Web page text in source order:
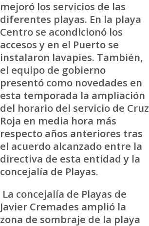
mejoró los servicios de las
diferentes playas. En la playa
Centro se acondicionó los
accesos y en el Puerto se
instalaron lavapies. También,
el equipo de gobierno
presentó como novedades en
esta temporada la ampliación
del horario del servicio de Cruz
Roja en media hora más
respecto años anteriores tras
el acuerdo alcanzado entre la
directiva de esta entidad y la
concejalía de Playas.
La concejalía de Playas de
Javier Cremades amplió la
zona de sombraje de la playa